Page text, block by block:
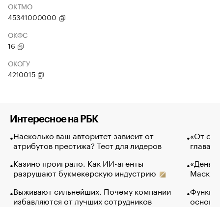
ОКТМО
45341000000
ОКФС
16
ОКОГУ
4210015
Интересное на РБК
Насколько ваш авторитет зависит от
атрибутов престижа? Тест для лидеров
Казино проиграло. Как ИИ-агенты
разрушают букмекерскую индустрию
Выживают сильнейших. Почему компании
избавляются от лучших сотрудников
«От
глава
Маск в
основ